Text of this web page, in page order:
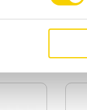
Lägg till i
1